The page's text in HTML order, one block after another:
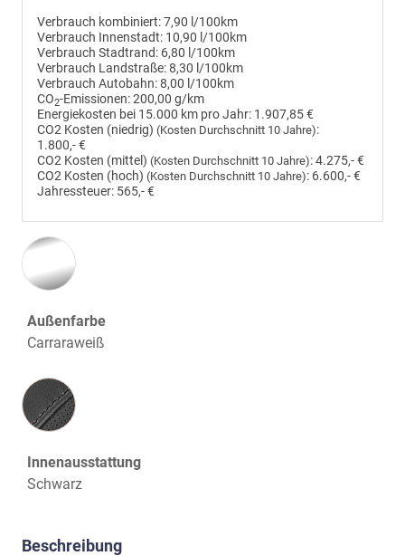
Verbrauch kombiniert:7,90 l/100km
Verbrauch Innenstadt: 10,90 l/100km
Verbrauch Stadtrand: 6,80 l/100km
Verbrauch Landstraße:8,30 l/100km
Verbrauch Autobahn:8,00 l/100km
CO2-Emissionen:200,00 g/km
Energiekosten bei 15.000 km pro Jahr: 1.907,85 €
CO2 Kosten (niedrig) (Kosten Durchschnitt 10 Jahre):
1.800,- €
CO2 Kosten (mittel) (Kosten Durchschnitt 10 Jahre):4.275,- €
CO2 Kosten (hoch) (Kosten Durchschnitt 10 Jahre): 6.600,- €
Jahressteuer: 565,- €
Außenfarbe
Carraraweiß
Innenausstattung
Innenausstattung
Schwarz
Beschreibung